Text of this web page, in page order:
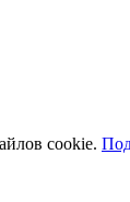
cookie.